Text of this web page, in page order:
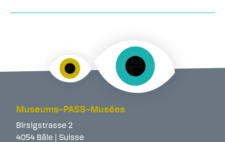
Museums-PASS-Musées
Birsigstrasse 2
4054 Bâle | Suisse